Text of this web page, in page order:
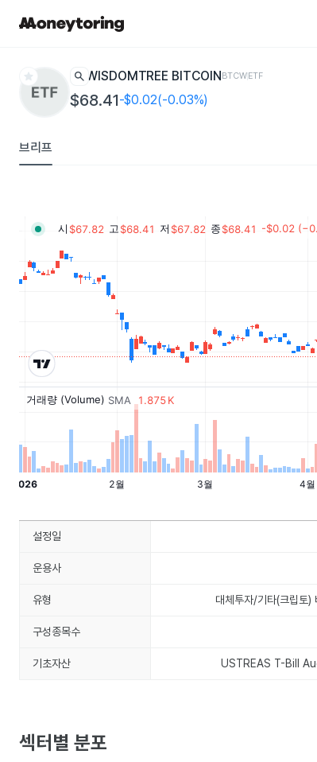
star search WISDOMTREE BITCOINBTCWETF
$68.41-$0.02(-0.03%)
브리프